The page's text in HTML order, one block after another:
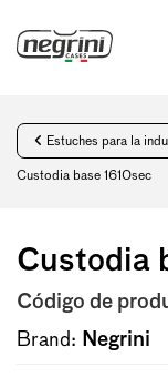
Estuches para la
Custodia base 1610sec
Custodia
Código de
Brand: Negrini